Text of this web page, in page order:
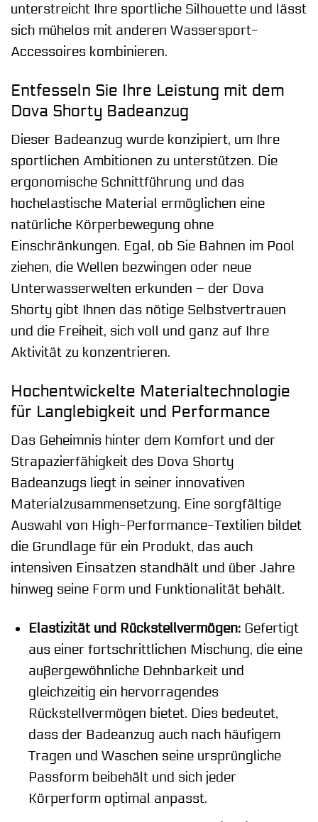
unterstreicht Ihre sportliche Silhouette und lässt
sich mühelos mit anderen Wassersport-
Accessoires kombinieren.
Entfesseln Sie Ihre Leistung mit dem
Dova Shorty Badeanzug
Dieser Badeanzug wurde konzipiert, um Ihre
sportlichen Ambitionen zu unterstützen. Die
ergonomische Schnittführung und das
hochelastische Material ermöglichen eine
natürliche Körperbewegung ohne
Einschränkungen. Egal, ob Sie Bahnen im Pool
ziehen, die Wellen bezwingen oder neue
Unterwasserwelten erkunden – der Dova
Shorty gibt Ihnen das nötige Selbstvertrauen
und die Freiheit, sich voll und ganz auf Ihre
Aktivität zu konzentrieren.
Hochentwickelte Materialtechnologie
für Langlebigkeit und Performance
Das Geheimnis hinter dem Komfort und der
Strapazierfähigkeit des Dova Shorty
Badeanzugs liegt in seiner innovativen
Materialzusammensetzung. Eine sorgfältige
Auswahl von High-Performance-Textilien bildet
die Grundlage für ein Produkt, das auch
intensiven Einsatzen standhält und über Jahre
hinweg seine Form und Funktionalität behält.
Elastizität und Rückstellvermögen:Gefertigt
aus einer fortschrittlichen Mischung, die eine
außergewöhnliche Dehnbarkeit und
gleichzeitig ein hervorragendes
Rückstellvermögen bietet. Dies bedeutet,
dass der Badeanzug auch nach häufigem
Tragen und Waschen seine ursprüngliche
Passform beibehält und sich jeder
Körperform optimal anpasst.